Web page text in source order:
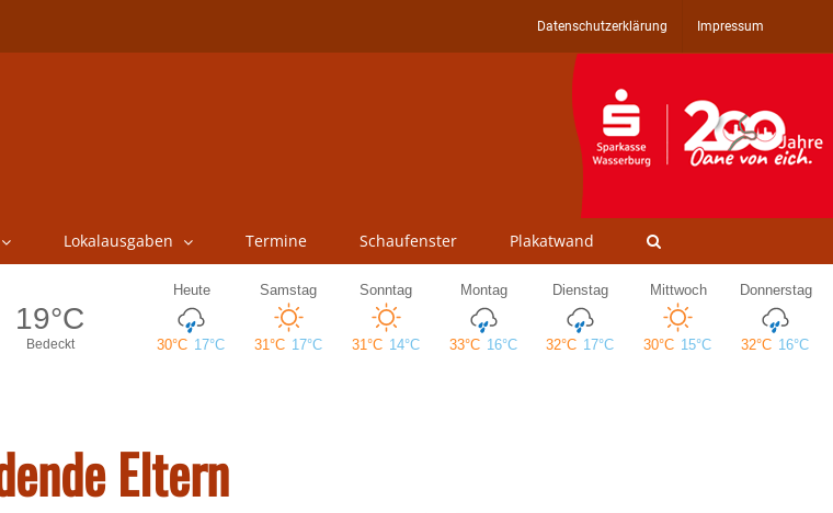
Datenschutzerklärung Impressum
Lokalausgaben Termine Schaufenster Plakatwand
Eltern